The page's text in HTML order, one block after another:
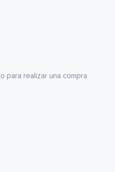
para realizar una compra